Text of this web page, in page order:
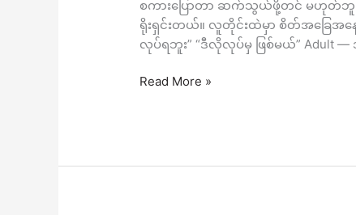
စကားပြောတာ ဆက်သွယ်ဖို့တင် မဟုတ်ဘူး
ရိုးရှင်းတယ်။ လူတိုင်းထဲမှာ စိတ်အခြေအ
လုပ်ရဘူး” “ဒီလိုလုပ်မှ ဖြစ်မယ်” Adult
ပေး
တာ
ဖြစ်
တယ်။
Read More »